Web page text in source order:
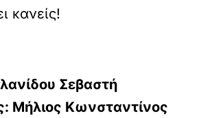
κανείς!
Σεβαστή
Μήλιος Κωνσταντίνος